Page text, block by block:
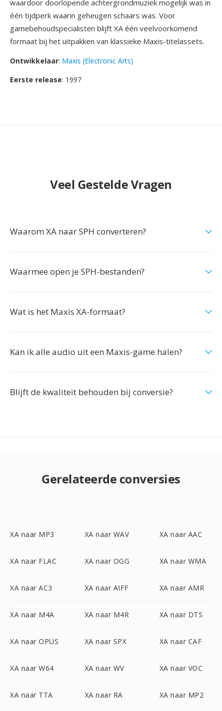
waardoor doorlopende achtergrondmuziek mogelijk was in
één tijdperk waarin geheugen schaars was. Voor
gamebehoudspecialisten blijft XA één veelvoorkomend
formaat bij het uitpakken van klassieke Maxis-titelassets.
Ontwikkelaar: Maxis (Electronic Arts)
Eerste release: 1997
Veel Gestelde Vragen
Waarom XA naar SPH converteren?
Waarmee open je SPH-bestanden?
Wat is het Maxis XA-formaat?
Kan ik alle audio uit een Maxis-game halen?
Blijft de kwaliteit behouden bij conversie?
Gerelateerde conversies
XA naar MP3 XA naar WAV XA naar AAC
XA naar FLAC XA naar OGG XA naar WMA
XA naar AC3 XA naar AIFF XA naar AMR
XA naar M4A XA naar M4R XA naar DTS
XA naar OPUS XA naar SPX XA naar CAF
XA naar W64 XA naar WV XA naar VOC
XA naar TTA XA naar RA XA naar MP2